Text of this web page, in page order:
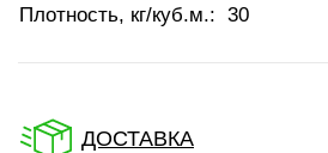
Плотность, кг/куб.м.: 30
ДОСТАВКА